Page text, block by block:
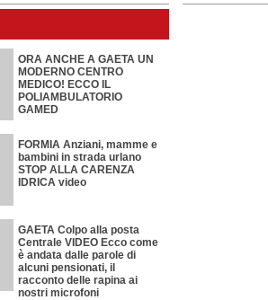
ORA ANCHE A GAETA UN
MODERNO CENTRO
MEDICO! ECCO IL
POLIAMBULATORIO
GAMED
FORMIA Anziani, mamme e
bambini in strada urlano
STOP ALLA CARENZA
IDRICA video
GAETA Colpo alla posta
Centrale VIDEO Ecco come
è andata dalle parole di
alcuni pensionati, il
racconto delle rapina ai
nostri microfoni